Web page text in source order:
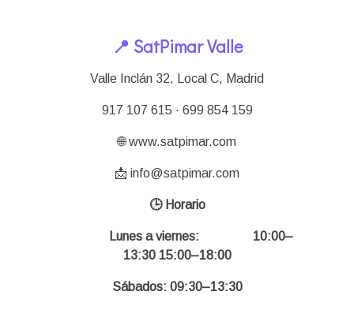
📍 SatPimar Valle
Valle Inclán 32, Local C, Madrid
917 107 615 · 699 854 159
🌐 www.satpimar.com
📩 info@satpimar.com
🕒 Horario
Lunes a viernes:
10:00–
13:30 15:00–18:00
Sábados: 09:30–13:30